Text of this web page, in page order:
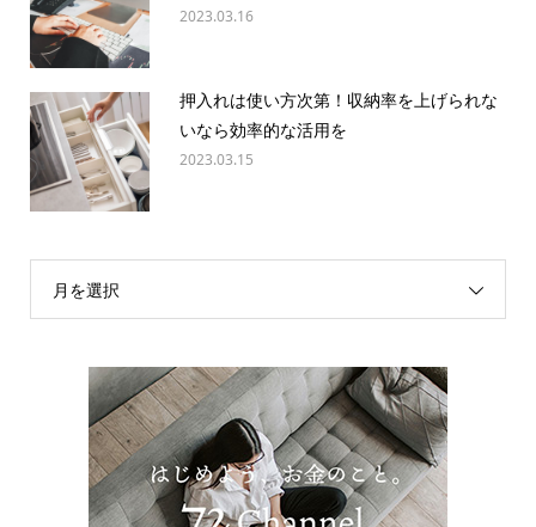
2023.03.16
押入れは使い方次第！収納率を上げられな
いなら効率的な活用を
2023.03.15
月を選択